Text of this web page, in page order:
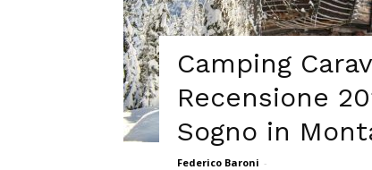
Camping
Recensione
Sogno in
Federico Baroni -